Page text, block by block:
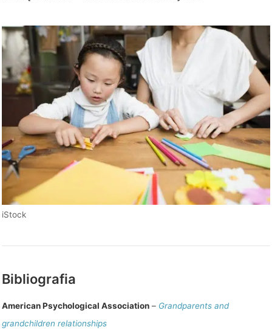
iStock
Bibliografia
American Psychological Association – Grandparents and
grandchildren relationships